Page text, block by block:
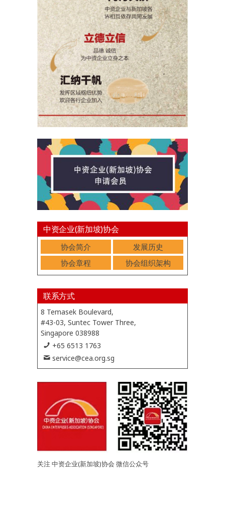
中资企业(新加坡)协会
协会简介
发展历史
协会章程
协会组织架构
联系方式
8 Temasek Boulevard,
#43-03, Suntec Tower Three,
Singapore 038988
+65 6513 1763
service@cea.org.sg
关注 中资企业(新加坡)协会 微信公众号